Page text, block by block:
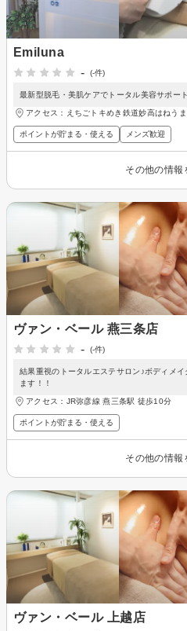
Emiluna
-
(-件)
最新型脱毛・美肌ケアでトータル美容サポート
アクセス：えちごトキめき鉄道妙高はねう
ポイントが貯まる・使える メンズ歓迎
その他の情報
ヴァン・ベール 燕三条店
-
(-件)
結果重視のトータルエステサロン♪ボディメ
ます！！
アクセス：JR弥彦線 燕三条駅 徒歩10分
ポイントが貯まる・使える
その他の情報
ヴァン・ベール 上越店